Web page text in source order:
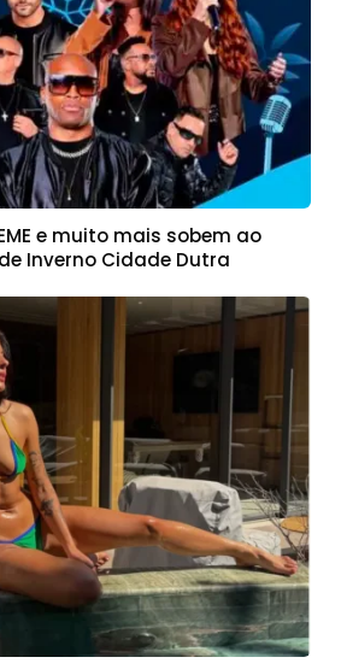
e muito mais sobem ao
Inverno Cidade Dutra